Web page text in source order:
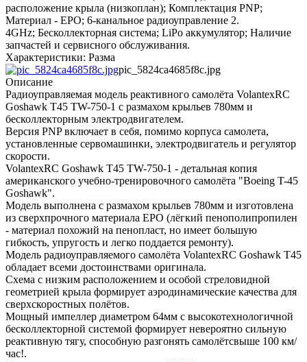
расположение крыла (низкоплан); Комплектация PNP;
Материал - EPO; 6-канальное радиоуправление 2.
4GHz; Бесколлекторная система; LiPo аккумулятор; Наличие
запчастей и сервисного обслуживания.
Характеристики: Разма
pic_5824ca4685f8c.jpg
Описание
Радиоуправляемая модель реактивного самолёта VolantexRC
Goshawk T45 TW-750-1 с размахом крыльев 780мм и
бесколлекторным электродвигателем.
Версия PNP включает в себя, помимо корпуса самолета,
установленные сервомашинки, электродвигатель и регулятор
скорости.
VolantexRC Goshawk T45 TW-750-1 - детальная копия
американского учебно-тренировочного самолёта "Boeing T-45
Goshawk".
Модель выполнена с размахом крыльев 780мм и изготовлена
из сверхпрочного материала EPO (лёгкий пенополипропилен
- материал похожий на пенопласт, но имеет большую
гибкость, упругость и легко поддается ремонту).
Модель радиоуправляемого самолёта VolantexRC Goshawk T45
обладает всеми достоинствами оригинала.
Схема с низким расположением и особой стреловидной
геометрией крыла формирует аэродинамические качества для
сверхскоростных полётов.
Мощный импеллер диаметром 64мм с высокотехнологичной
бесколлекторной системой формирует невероятно сильную
реактивную тягу, способную разгонять самолётсвыше 100 км/
час!.